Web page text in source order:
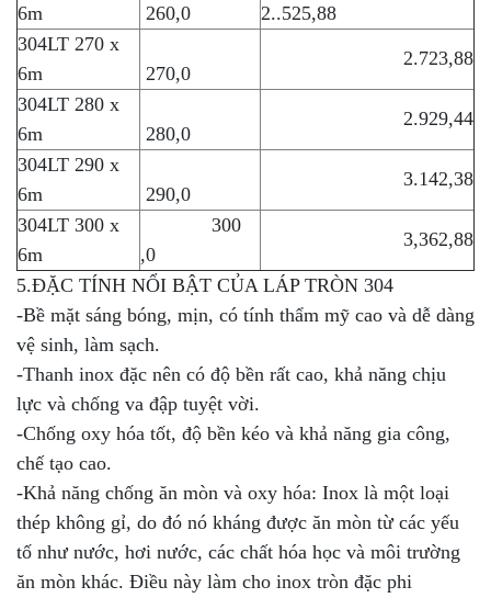
6m
260,0
2..525,88
304LT 270 x
6m
270,0
2.723,88
304LT 280 x
6m
280,0
2.929,44
304LT 290 x
6m
290,0
3.142,38
304LT 300 x
6m
300
,0
3,362,88
5.ĐẶC TÍNH NỔI BẬT CỦA LÁP TRÒN 304
-Bề mặt sáng bóng, mịn, có tính thẩm mỹ cao và dễ dàng
vệ sinh, làm sạch.
-Thanh inox đặc nên có độ bền rất cao, khả năng chịu
lực và chống va đập tuyệt vời.
-Chống oxy hóa tốt, độ bền kéo và khả năng gia công,
chế tạo cao.
-Khả năng chống ăn mòn và oxy hóa: Inox là một loại
thép không gỉ, do đó nó kháng được ăn mòn từ các yếu
tố như nước, hơi nước, các chất hóa học và môi trường
ăn mòn khác. Điều này làm cho inox tròn đặc phi